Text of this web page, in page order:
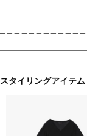
スタイリングアイテム